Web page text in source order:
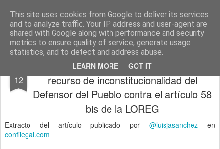
This site uses cookies from Google to deliver its services
and to analyze traffic. Your IP address and user-agent are
shared with Google along with performance and security
metrics to ensure quality of service, generate usage
statistics, and to detect and address abuse.
LEARN MORE GOT IT
menos tecnología y más pedagogía conceptos y reflexiones sobre la sociedad de la información
Pages
12
El Constitucional admite a trámite el
recurso de inconstitucionalidad del
Defensor del Pueblo contra el artículo 58
bis de la LOREG
Extracto del artículo publicado por@luisjasanchez en
confilegal.com